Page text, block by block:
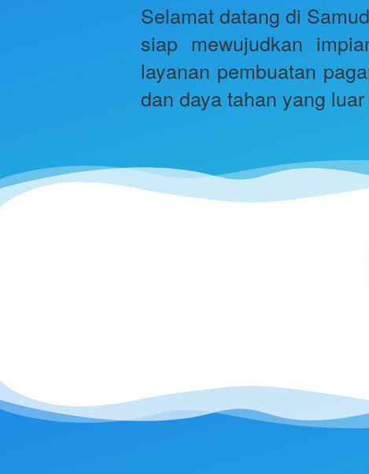
Selamat datang di
siap mewujudkan
layanan pembuatan
dan daya tahan yang